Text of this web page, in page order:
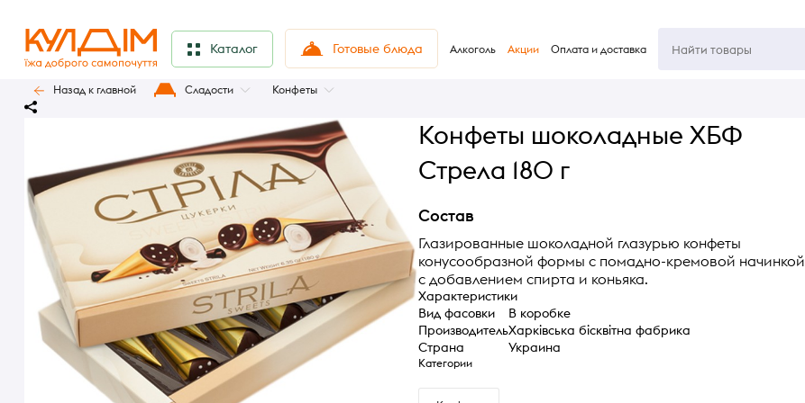
Каталог Готовые блюда Алкоголь Акции Оплата и доставка
Назад к главной Сладости Конфеты
Конфеты шоколадные ХБФ
Стрела 180 г
Состав
Глазированные шоколадной глазурью конфеты
конусообразной формы с помадно-кремовой начинкой
с добавлением спирта и коньяка.
Характеристики
Вид фасовки
В коробке
ПроизводительХарківська бісквітна фабрика
Страна
Украина
Категории